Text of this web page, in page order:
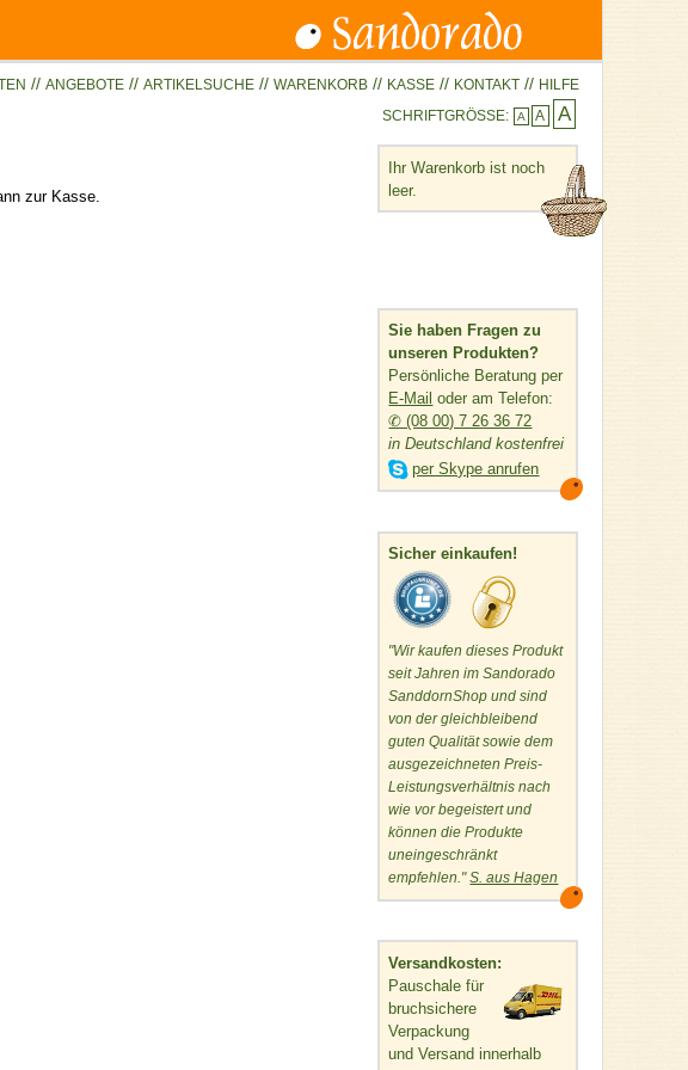
// ANGEBOTE // ARTIKELSUCHE // WARENKORB // KASSE // KONTAKT // HILFE
SCHRIFTGRÖSSE: A A A
Ihr Warenkorb ist noch
leer.
Sie haben Fragen zu
unseren Produkten?
Persönliche Beratung per
E-Mail oder am Telefon:
✆ (08 00) 7 26 36 72
in Deutschland kostenfrei
 per Skype anrufen
Sicher einkaufen!
"Wir kaufen dieses Produkt
seit Jahren im Sandorado
SanddornShop und sind
von der gleichbleibend
guten Qualität sowie dem
ausgezeichneten Preis-
Leistungsverhältnis nach
wie vor begeistert und
können die Produkte
uneingeschränkt
empfehlen."S. aus Hagen
Versandkosten:
Pauschale für
bruchsichere
Verpackung
und Versand innerhalb
zur Kasse.